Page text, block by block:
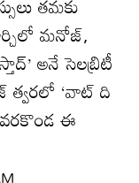
మనోజ్‌,
అనే సెలబ్రిటీ
త్వరలో ‘వాట్‌ ది
ఈ